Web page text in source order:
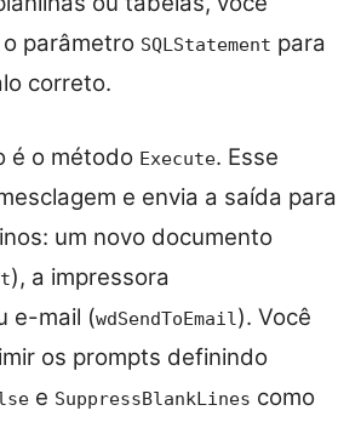
parâmetro SQLStatement para
correto.
é o método Execute. Esse
e envia a saída para
um novo documento
), a impressora
e-mail (wdSendToEmail). Você
os prompts definindo
e SuppressBlankLines como